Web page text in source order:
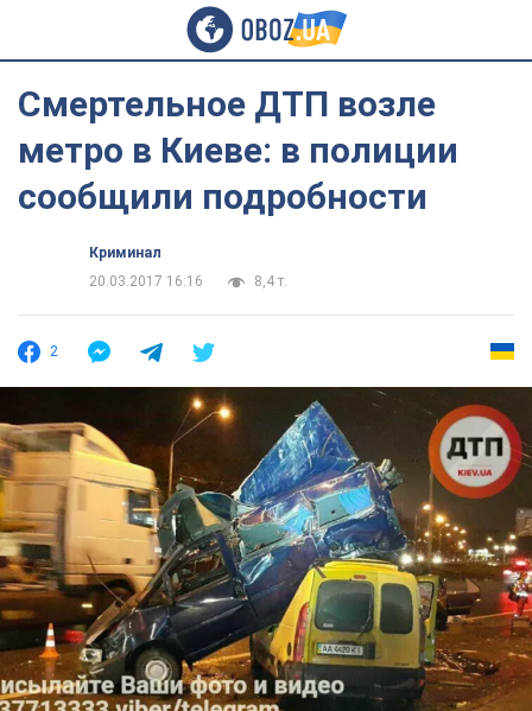
Смертельное ДТП возле
метро в Киеве: в полиции
сообщили подробности
Криминал
20.03.2017 16:16
8,4 т.
2